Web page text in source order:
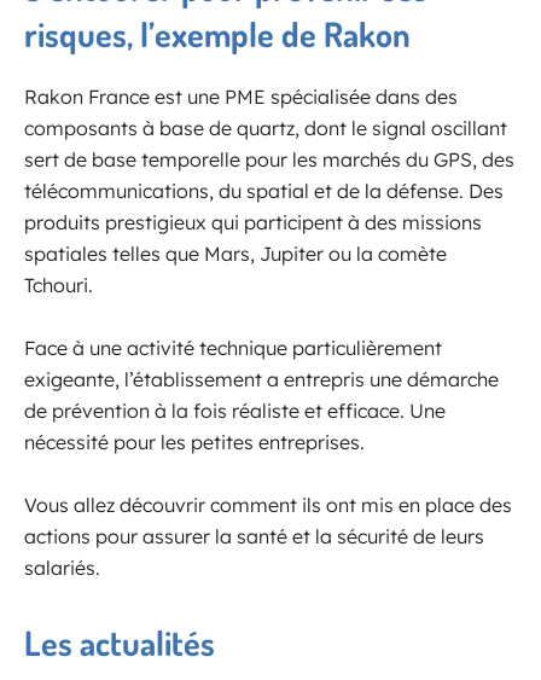
risques, l’exemple de Rakon
Rakon France est une PME spécialisée dans des
composants à base de quartz, dont le signal oscillant
sert de base temporelle pour les marchés du GPS, des
télécommunications, du spatial et de la défense. Des
produits prestigieux qui participent à des missions
spatiales telles que Mars, Jupiter ou la comète
Tchouri.
Face à une activité technique particulièrement
exigeante, l’établissement a entrepris une démarche
de prévention à la fois réaliste et efficace. Une
nécessité pour les petites entreprises.
Vous allez découvrir comment ils ont mis en place des
actions pour assurer la santé et la sécurité de leurs
salariés.
Les actualités